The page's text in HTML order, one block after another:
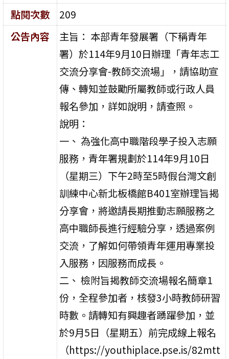
點閱次數
209
公告內容
主旨： 本部青年發展署（下稱青年
署）於114年9月10日辦理「青年志工
交流分享會-教師交流場」，請協助宣
傳、轉知並鼓勵所屬教師或行政人員
報名參加，詳如說明，請查照。
說明：
一、 為強化高中職階段學子投入志願
服務，青年署規劃於114年9月10日
（星期三）下午2時至5時假台灣文創
訓練中心新北板橋館B401室辦理旨揭
分享會，將邀請長期推動志願服務之
高中職師長進行經驗分享，透過案例
交流，了解如何帶領青年運用專業投
入服務，因服務而成長。
二、 檢附旨揭教師交流場報名簡章1
份，全程參加者，核發3小時教師研習
時數。請轉知有興趣者踴躍參加，並
於9月5日（星期五）前完成線上報名
（https://youthiplace.pse.is/82mtt